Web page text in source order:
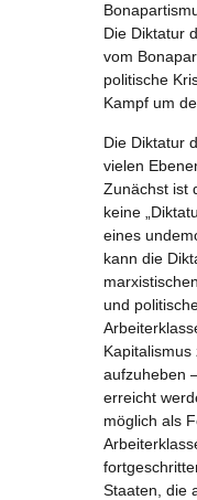
Die Diktatur
vom
politische
Kampf um
Die Diktatur
vielen
Zunächst ist
keine
eines
kann die
und
Kapitalismus
aufzuheben
erreicht
möglich als
Staaten, die